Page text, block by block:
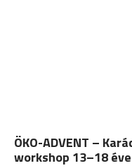
ÖKO-ADVENT –
workshop 13–18